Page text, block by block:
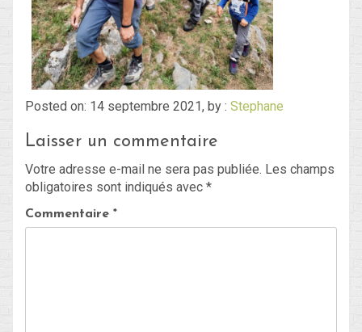
Posted on: 14 septembre 2021, by : Stephane
Laisser un commentaire
Votre adresse e-mail ne sera pas publiée. Les champs
obligatoires sont indiqués avec *
Commentaire *